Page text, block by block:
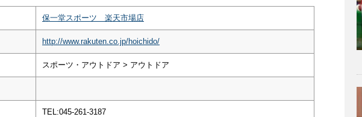
保一堂スポーツ 楽天市場店
http://www.rakuten.co.jp/hoichido/
スポーツ・アウトドア > アウトドア
TEL:045-261-3187